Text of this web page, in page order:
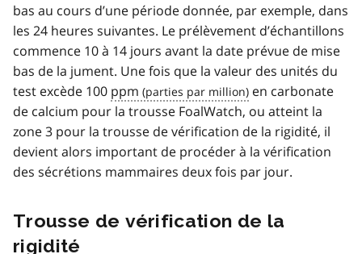
bas au cours d’une période donnée, par exemple, dans
les 24 heures suivantes. Le prélèvement d’échantillons
commence 10 à 14 jours avant la date prévue de mise
bas de la jument. Une fois que la valeur des unités du
test excède 100 ppm
en carbonate
de calcium pour la trousse FoalWatch, ou atteint la
zone 3 pour la trousse de vérification de la rigidité, il
devient alors important de procéder à la vérification
des sécrétions mammaires deux fois par jour.
Trousse de vérification de la
rigidité